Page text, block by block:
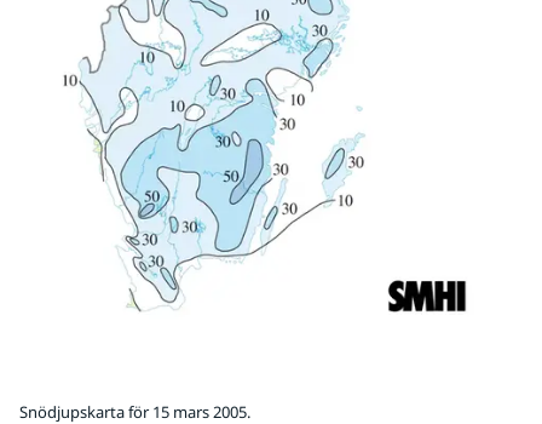
Snödjupskarta för 15 mars 2005.